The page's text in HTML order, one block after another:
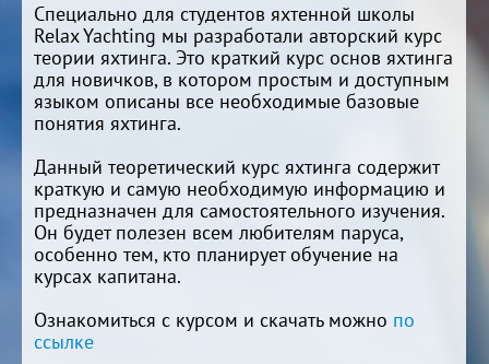
Специально для студентов яхтенной школы
Relax Yachting мы разработали авторский курс
теории яхтинга. Это краткий курс основ яхтинга
для новичков, в котором простым и доступным
языком описаны все необходимые базовые
понятия яхтинга.
Данный теоретический курс яхтинга содержит
краткую и самую необходимую информацию и
предназначен для самостоятельного изучения.
Он будет полезен всем любителям паруса,
особенно тем, кто планирует обучение на
курсах капитана.
Ознакомиться с курсом и скачать можно по
ссылке